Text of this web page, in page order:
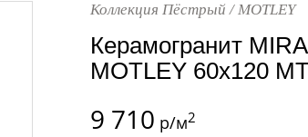
Коллекция Пёстрый / MOTLEY
Керамогранит
MOTLEY 60x120
9 710 р/м2